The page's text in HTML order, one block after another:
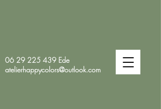
06 29 225 439 Ede
atelierhappycolors@outlook.com